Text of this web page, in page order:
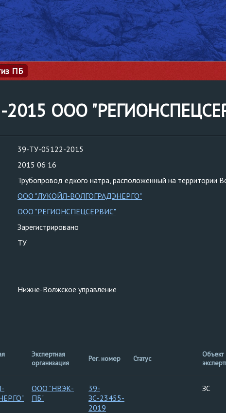
ПБ
2015 ООО
39-ТУ-05122-2015
2015 06 16
Трубопровод едкого натра, расположенный на территории
ООО "ЛУКОЙЛ-ВОЛГОГРАДЭНЕРГО"
ООО "РЕГИОНСПЕЦСЕРВИС"
Зарегистрировано
ТУ
Нижне-Волжское управление
Экспертная
организация
Рег. номер Статус
Объект
ООО "НВЭК-
ПБ"
39-
ЗС-23455-
2019
ЗС